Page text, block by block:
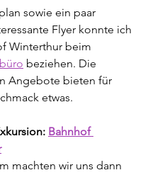
sowie ein paar
Flyer konnte ich
Winterthur beim
beziehen. Die
Angebote bieten für
etwas.
Bahnhof
machten wir uns dann